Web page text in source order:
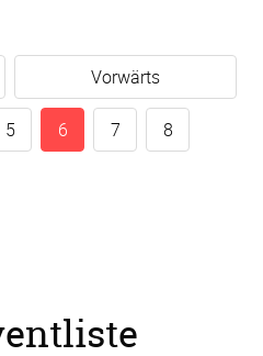
Vorwärts
5 6 7 8